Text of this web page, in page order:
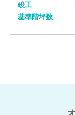
竣工
基準階坪数